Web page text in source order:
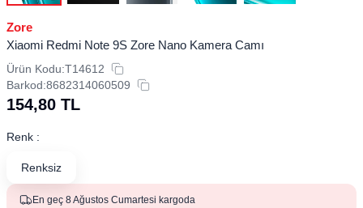
Zore
Xiaomi Redmi Note 9S Zore Nano Kamera Camı
Ürün Kodu:T14612
Barkod:8682314060509
154,80 TL
Renk :
Renksiz
En geç 8 Ağustos Cumartesi kargoda